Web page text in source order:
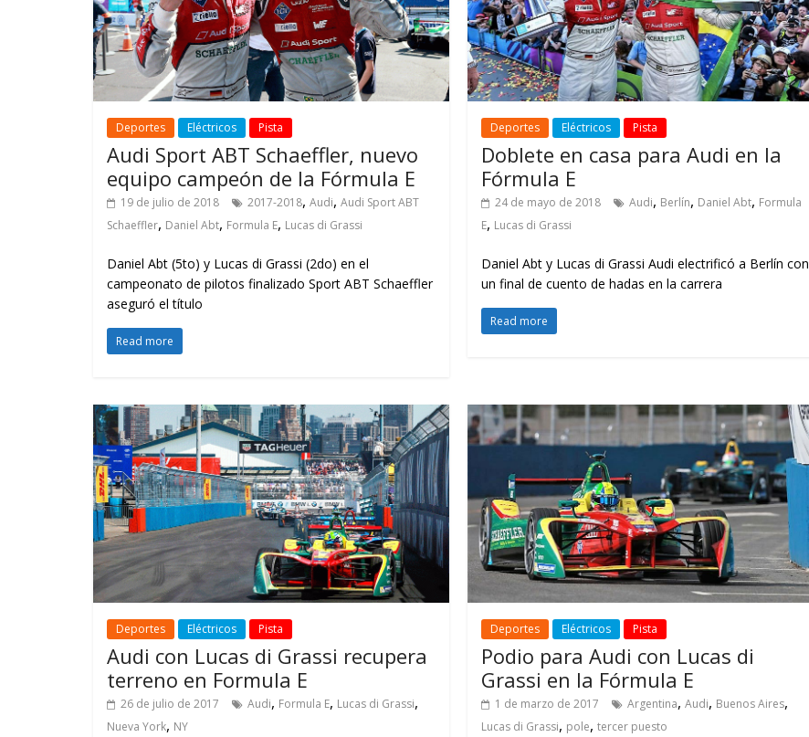
Deportes Eléctricos Pista
Audi Sport ABT Schaeffler, nuevo
equipo campeón de la Fórmula E
19 de julio de 2018 2017-2018, Audi, Audi Sport ABT
Schaeffler, Daniel Abt, Formula E, Lucas di Grassi
Daniel Abt (5to) y Lucas di Grassi (2do) en el
campeonato de pilotos finalizado Sport ABT Schaeffler
aseguró el título
Read more
Deportes Eléctricos Pista
Doblete en casa para Audi en la
Fórmula E
24 de mayo de 2018 Audi, Berlín, Daniel Abt, Formula
E, Lucas di Grassi
Daniel Abt y Lucas di Grassi Audi electrificó a Berlín con
un final de cuento de hadas en la carrera
Read more
Deportes Eléctricos Pista
Audi con Lucas di Grassi recupera
terreno en Formula E
26 de julio de 2017 Audi, Formula E, Lucas di Grassi,
Nueva York, NY
Deportes Eléctricos Pista
Podio para Audi con Lucas di
Grassi en la Fórmula E
1 de marzo de 2017 Argentina,Audi, Buenos Aires,
Lucas di Grassi, pole,tercer puesto